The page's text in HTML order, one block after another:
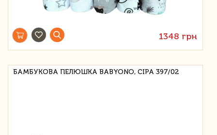
1348 грн
БАМБУКОВА ПЕЛЮШКА BABYONO, СІРА 397/02